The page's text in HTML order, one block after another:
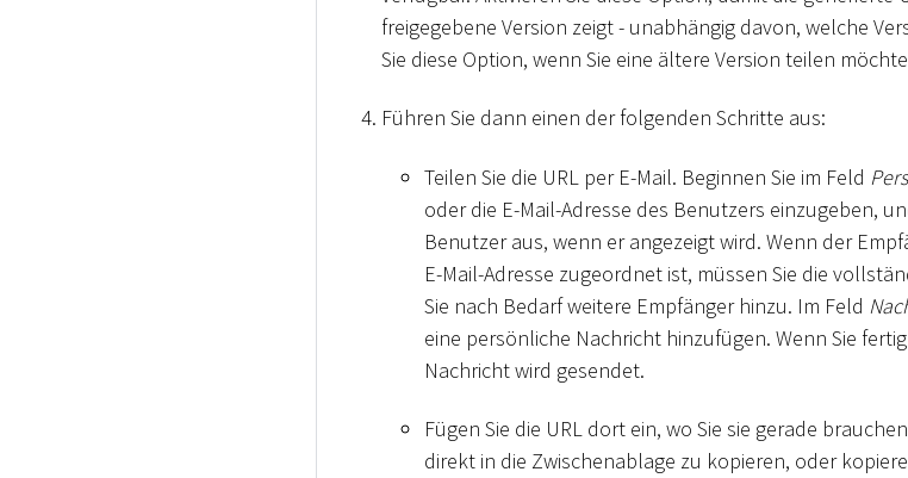
freigegebene Version zeigt - unabhängig davon, welche
Sie diese Option, wenn Sie eine ältere Version teilen
Führen Sie dann einen der folgenden Schritte aus:
Teilen Sie die URL per E-Mail. Beginnen Sie im Feld
oder die E-Mail-Adresse des Benutzers einzugeben,
Benutzer aus, wenn er angezeigt wird. Wenn der
E-Mail-Adresse zugeordnet ist, müssen Sie die
Sie nach Bedarf weitere Empfänger hinzu. Im Feld
eine persönliche Nachricht hinzufügen. Wenn Sie
Nachricht wird gesendet.
Fügen Sie die URL dort ein, wo Sie sie gerade
direkt in die Zwischenablage zu kopieren, oder